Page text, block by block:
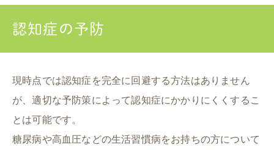
認知症の予防
現時点では認知症を完全に回避する方法はありません
が、適切な予防策によって認知症にかかりにくくするこ
とは可能です。
糖尿病や高血圧などの生活習慣病をお持ちの方について